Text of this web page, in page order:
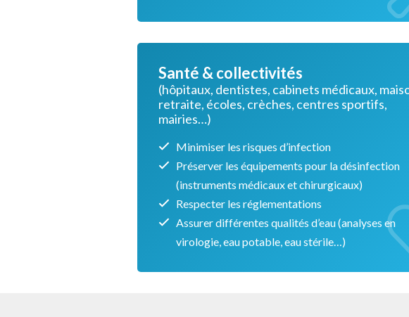
Santé & collectivités
(hôpitaux, dentistes, cabinets médicaux,
retraite, écoles, crèches, centres sportifs,
mairies…)
Minimiser les risques d’infection
Préserver les équipements pour la désinfection
(instruments médicaux et chirurgicaux)
Respecter les réglementations
Assurer différentes qualités d’eau (analyses en
virologie, eau potable, eau stérile…)